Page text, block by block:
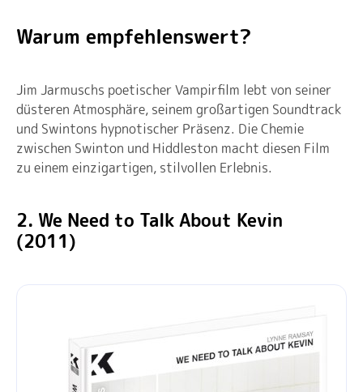
Warum empfehlenswert?
Jim Jarmuschs poetischer Vampirfilm lebt von seiner
düsteren Atmosphäre, seinem großartigen Soundtrack
und Swintons hypnotischer Präsenz. Die Chemie
zwischen Swinton und Hiddleston macht diesen Film
zu einem einzigartigen, stilvollen Erlebnis.
2. We Need to Talk About Kevin
(2011)